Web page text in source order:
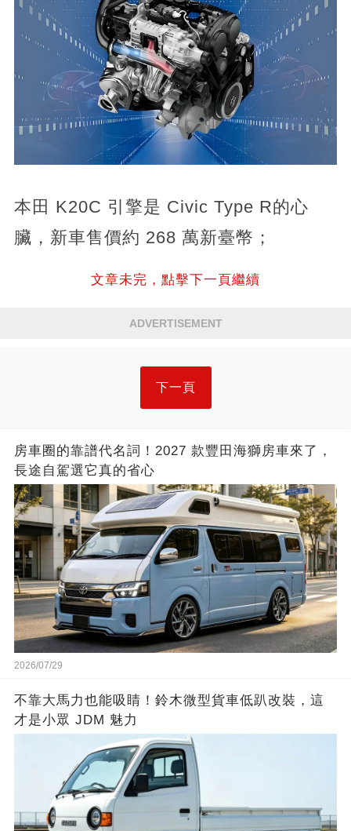
本田 K20C 引擎是 Civic Type R的心
臟，新車售價約 268 萬新臺幣；
文章未完，點擊下一頁繼續
ADVERTISEMENT
下一頁
房車圈的靠譜代名詞！2027 款豐田海獅房車來了，
長途自駕選它真的省心
2026/07/29
不靠大馬力也能吸睛！鈴木微型貨車低趴改裝，這
才是小眾 JDM 魅力